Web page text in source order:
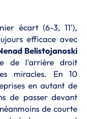
écart (6-3, 11'),
efficace avec
Belistojanoski
de l'arrière droit
miracles. En 10
en autant de
de passer devant
de courte